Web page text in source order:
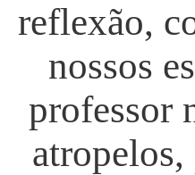
reflexão,
nossos
professor